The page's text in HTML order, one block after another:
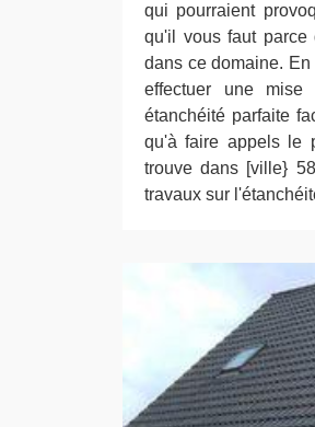
qui pourraient
qu'il vous faut parce
dans ce domaine.
effectuer une
étanchéité parfaite
qu'à faire appels le
trouve dans [ville}
travaux sur